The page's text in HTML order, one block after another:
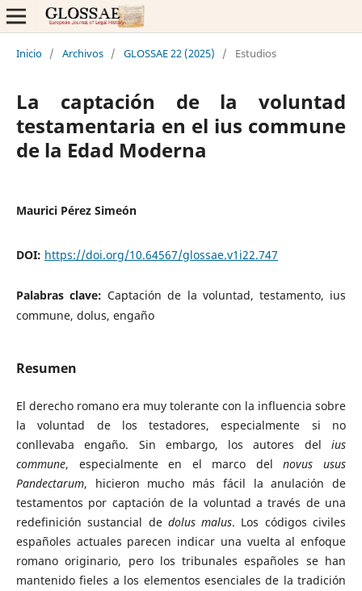
Inicio / Archivos / GLOSSAE 22 (2025) / Estudios
La captación de la voluntad
testamentaria en el ius commune
de la Edad Moderna
Maurici Pérez Simeón
DOI: https://doi.org/10.64567/glossae.v1i22.747
Palabras clave:Captación de la voluntad, testamento, ius
commune, dolus, engaño
Resumen
El derecho romano era muy tolerante con la influencia sobre
la voluntad de los testadores, especialmente si no
conllevaba engaño. Sin embargo, los autores delius
commune, especialmente en el marco delnovus usus
Pandectarum, hicieron mucho más fácil la anulación de
testamentos por captación de la voluntad a través de una
redefinición sustancial de dolus malus. Los códigos civiles
españoles actuales parecen indicar una vuelta al enfoque
romano originario, pero los tribunales españoles se han
mantenido fieles a los elementos esenciales de la tradición